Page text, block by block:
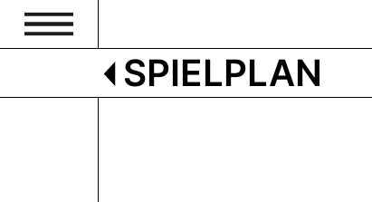
SPIELPLAN